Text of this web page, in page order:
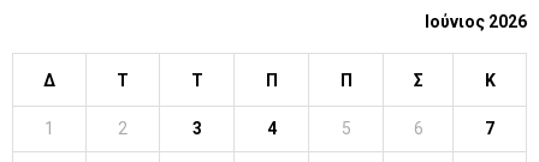
Ιούνιος 2026
Δ Τ Τ Π Π Σ Κ
1 2 3 4 5 6 7